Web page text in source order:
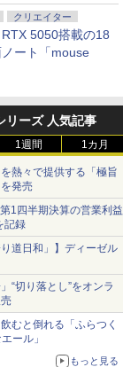
クリエイター
5050搭載の18
ート「mouse
ーズ 人気記事
1週間 1カ月
熱々で提供する「極旨
発売
1四半期決算の営業利益
記録
道日和」】ディーゼル
“切り落とし”をオンラ
むと倒れる「ふらつく
ール」
もっと見る